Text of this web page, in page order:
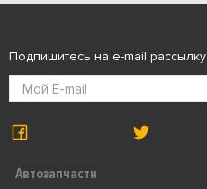
Автозапчасти
Подпишитесь на e-mail рассылку